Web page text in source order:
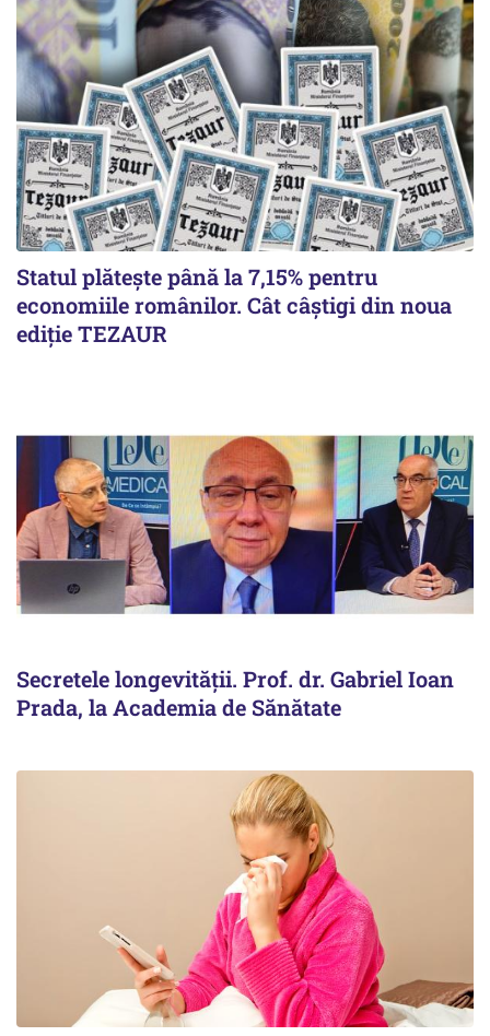
Statul plătește până la 7,15% pentru
economiile românilor. Cât câștigi din noua
ediție TEZAUR
Secretele longevității. Prof. dr. Gabriel Ioan
Prada, la Academia de Sănătate